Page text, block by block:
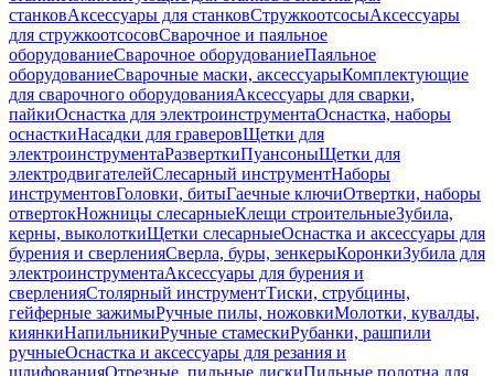
станковАксессуары для станковСтружкоотсосыАксессуары
для стружкоотсосовСварочное и паяльное
оборудованиеСварочное оборудованиеПаяльное
оборудованиеСварочные маски, аксессуарыКомплектующие
для сварочного оборудованияАксессуары для сварки,
пайкиОснастка для электроинструментаОснастка, наборы
оснасткиНасадки для граверовЩетки для
электроинструментаРазверткиПуансоныЩетки для
электродвигателейСлесарный инструментНаборы
инструментовГоловки, битыГаечные ключиОтвертки, наборы
отвертокНожницы слесарныеКлещи строительныеЗубила,
керны, выколоткиЩетки слесарныеОснастка и аксессуары для
бурения и сверленияСверла, буры, зенкерыКоронкиЗубила для
электроинструментаАксессуары для бурения и
сверленияСтолярный инструментТиски, струбцины,
гейферные зажимыРучные пилы, ножовкиМолотки, кувалды,
киянкиНапильникиРучные стамескиРубанки, рашпили
ручныеОснастка и аксессуары для резания и
шлифованияОтрезные, пильные дискиПильные полотна для